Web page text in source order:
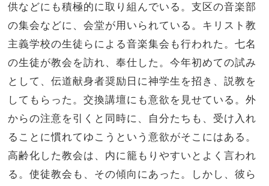
供などにも積極的に取り組んでいる。支区の音楽部
の集会などに、会堂が用いられている。キリスト教
主義学校の生徒らによる音楽集会も行われた。七名
の生徒が教会を訪れ、奉仕した。今年初めての試み
として、伝道献身者奨励日に神学生を招き、説教を
してもらった。交換講壇にも意欲を見せている。外
からの注意を引くと同時に、自分たちも、受け入れ
ることに慣れてゆこうという意欲がそこにはある。
高齢化した教会は、内に籠もりやすいとよく言われ
る。使徒教会も、その傾向にあった。しかし、彼ら